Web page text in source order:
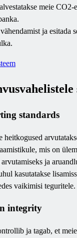
meie
ja esitada
standards
mis on
ja
kasutatakse
vaikimisi teguritele.
integrity
ja tagab, et